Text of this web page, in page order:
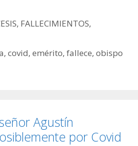
, FALLECIMIENTOS,
,covid,emérito,fallece,obispo
Agustín
por Covid